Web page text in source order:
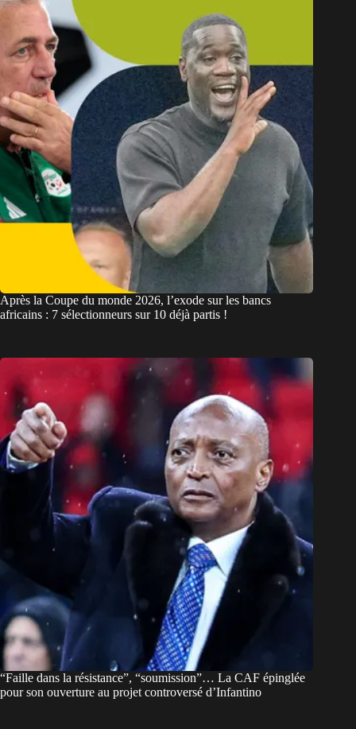
Après la Coupe du monde 2026, l’exode sur les bancs
africains : 7 sélectionneurs sur 10 déjà partis !
“Faille dans la résistance”, “soumission”… La CAF épinglée
pour son ouverture au projet controversé d’Infantino